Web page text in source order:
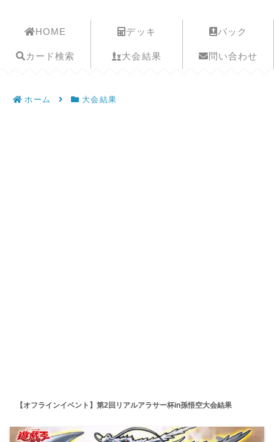
HOME デッキ パック
カード検索 大会結果 問い合わせ
ホーム 大会結果
【オフラインイベント】第2回リアルアラサー杯in孫悟空大会結果